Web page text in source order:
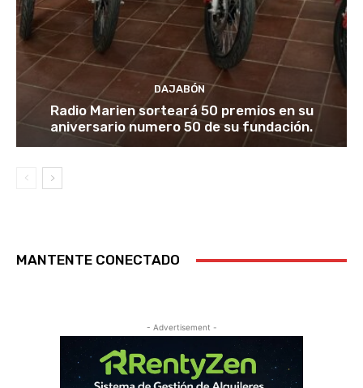
DAJABÓN
Radio Marien sorteará 50 premios en su
aniversario numero 50 de su fundación.
MANTENTE CONECTADO
- Advertisement -